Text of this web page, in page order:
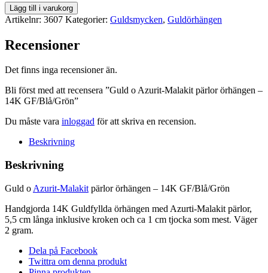
Guld
o
Malakit
pärlor
-
GF/Blå/Grön
mängd
Lägg till i varukorg
Artikelnr: 3607 Kategorier: Guldsmycken, Guldörhängen
Recensioner
Det finns inga recensioner än.
Bli först med att recensera ”Guld o Azurit-Malakit pärlor örhängen –
14K GF/Blå/Grön”
Du måste vara inloggad för att skriva en recension.
Beskrivning
Beskrivning
Guld o Azurit-Malakit pärlor örhängen – 14K GF/Blå/Grön
Handgjorda 14K Guldfyllda örhängen med Azurti-Malakit pärlor,
5,5 cm långa inklusive kroken och ca 1 cm tjocka som mest. Väger
2 gram.
Dela på Facebook
Twittra om denna produkt